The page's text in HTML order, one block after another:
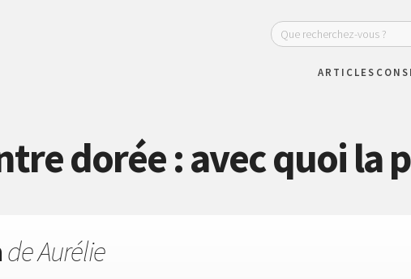
ARTICLES
dorée : avec quoi la
de Aurélie